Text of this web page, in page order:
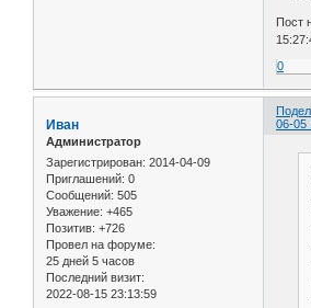
Пост
0
06-05
Иван
Администратор
Зарегистрирован: 2014-04-09
Приглашений: 0
Сообщений: 505
Уважение: +465
Позитив: +726
Провел на форуме:
25 дней 5 часов
Последний визит:
2022-08-15 23:13:59